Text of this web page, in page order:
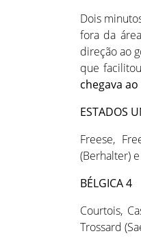
Dois
fora da
direção ao
que
chegava
ESTADOS
Freese,
(Berhalter)
BÉLGICA 4
Courtois,
Trossard